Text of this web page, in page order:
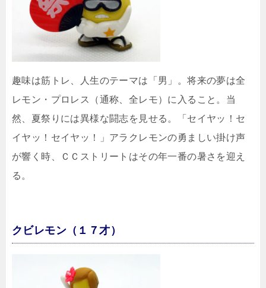
趣味は筋トレ、人生のテーマは「男」。将来の夢は全
レモン・プロレス（通称、全レモ）に入ること。当
然、夏祭りには異様な闘志を見せる。「セイヤッ！セ
イヤッ！セイヤッ！」アラクレモンの勇ましい掛け声
が響く時、ＣＣストリートはその年一番の暑さを迎え
る。
クビレモン（１７才）